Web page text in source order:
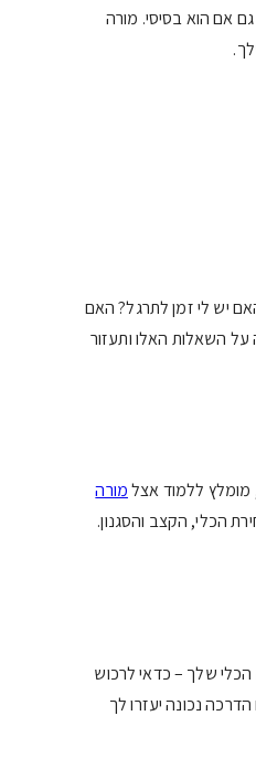
אם הוא בסיסי. מורה
יש לי זמן לתרגל? האם
השאלות האלו ותעזור
מומלץ ללמוד אצלמורה
הכלי, הקצב והסגנון.
הכלי שלך – כדאי לרכוש
נכונה יעזרו לך